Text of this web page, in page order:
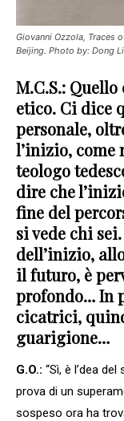
Giovanni Ozzola, Traces
Beijing. Photo by: Dong
M.C.S.:
etico. Ci dice
personale,
l’inizio,
teologo
dire che
fine del
si vede chi
dell’inizio,
il futuro, è
profondo… In
cicatrici,
guarigione…
G.O.: “Sì, è l’dea
prova di un
sospeso ora ha